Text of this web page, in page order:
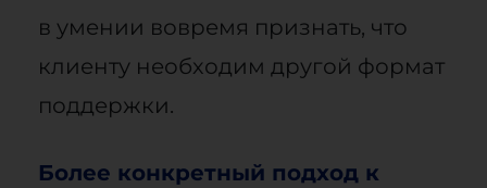
в умении вовремя признать, что
клиенту необходим другой формат
поддержки.
Более конкретный подход к